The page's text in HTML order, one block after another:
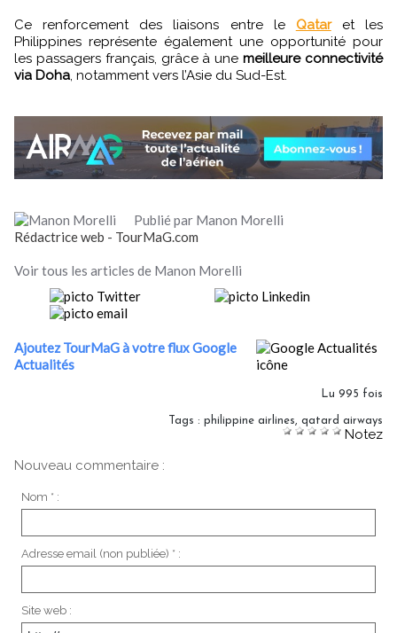
Ce renforcement des liaisons entre le Qataret les
Philippines représente également une opportunité pour
les passagers français, grâce à unemeilleure connectivité
via Doha , notamment vers l’Asie du Sud-Est.
Publié par Manon Morelli
Rédactrice web - TourMaG.com
Voir tous les articles de Manon Morelli
Ajoutez TourMaG à votre flux Google
Actualités
Lu 995 fois
Tags : philippine airlines, qatard airways
Notez
Nouveau commentaire :
Nom * :
Adresse email (non publiée) * :
Site web :